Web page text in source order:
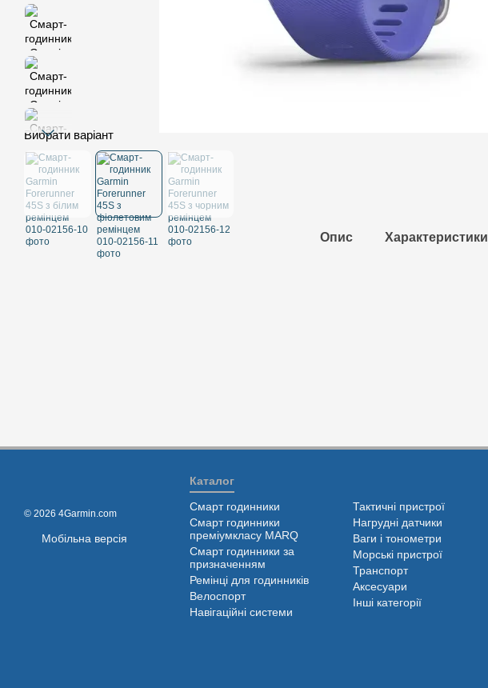
Вибрати варіант
Опис Характеристики
© 2026 4Garmin.com
Мобільна версія
Каталог
Смарт годинники
Смарт годинники
преміумкласу MARQ
Смарт годинники за
призначенням
Ремінці для годинників
Велоспорт
Навігаційні системи
Тактичні пристрої
Нагрудні датчики
Ваги і тонометри
Морські пристрої
Транспорт
Аксесуари
Інші категорії